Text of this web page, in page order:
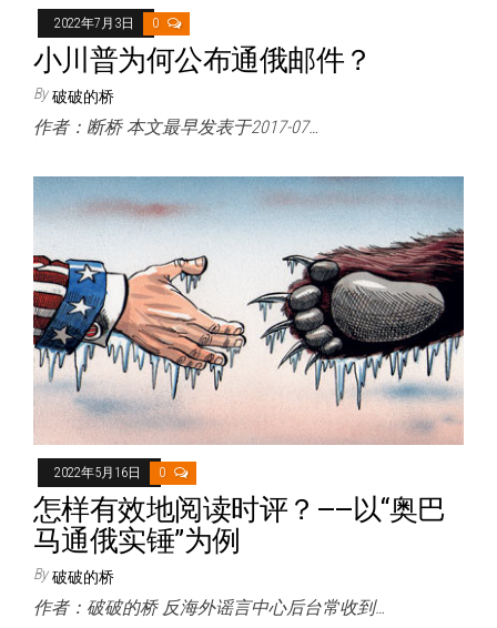
2022年7月3日 0
小川普为何公布通俄邮件？
By 破破的桥
作者：断桥 本文最早发表于2017-07…
2022年5月16日 0
怎样有效地阅读时评？——以“奥巴
马通俄实锤”为例
By 破破的桥
作者：破破的桥 反海外谣言中心后台常收到…